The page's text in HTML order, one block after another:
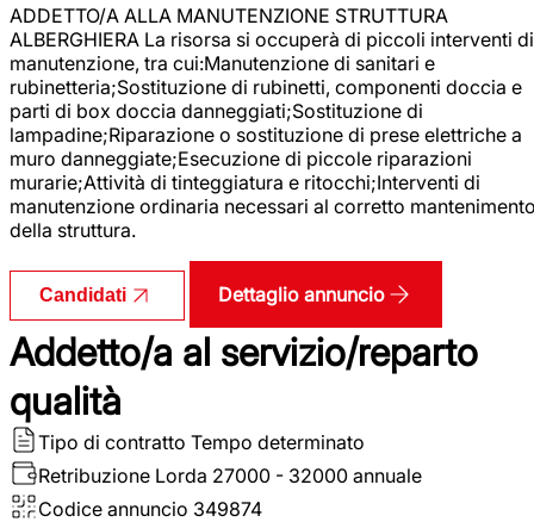
ADDETTO/A ALLA MANUTENZIONE STRUTTURA
ALBERGHIERA La risorsa si occuperà di piccoli interventi di
manutenzione, tra cui:Manutenzione di sanitari e
rubinetteria;Sostituzione di rubinetti, componenti doccia e
parti di box doccia danneggiati;Sostituzione di
lampadine;Riparazione o sostituzione di prese elettriche a
muro danneggiate;Esecuzione di piccole riparazioni
murarie;Attività di tinteggiatura e ritocchi;Interventi di
manutenzione ordinaria necessari al corretto
della struttura.
Candidati Dettaglio annuncio
Addetto/a al servizio/reparto
qualità
Tipo di contratto Tempo determinato
Retribuzione Lorda 27000 - 32000 annuale
Codice annuncio 349874